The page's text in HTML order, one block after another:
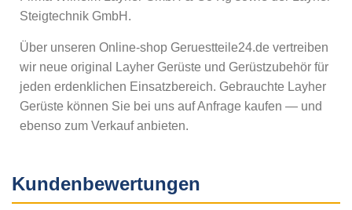
Steigtechnik GmbH.
Über unseren Online-shop Geruestteile24.de vertreiben
wir neue original Layher Gerüste und Gerüstzubehör für
jeden erdenklichen Einsatzbereich. Gebrauchte Layher
Gerüste können Sie bei uns auf Anfrage kaufen — und
ebenso zum Verkauf anbieten.
Kundenbewertungen